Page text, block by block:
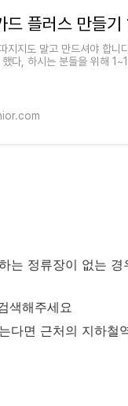
지지도 말고 만드셔야 합니
다, 하시는 분들을 위해
는 정류장이 없는
색해주세요
다면 근처의 지하철